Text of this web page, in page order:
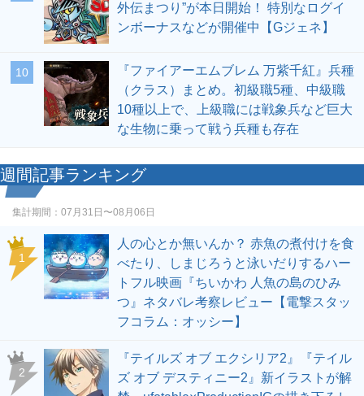
外伝まつり”が本日開始！ 特別なログイ
ンボーナスなどが開催中【Gジェネ】
10
『ファイアーエムブレム 万紫千紅』兵種
（クラス）まとめ。初級職5種、中級職
10種以上で、上級職には戦象兵など巨大
な生物に乗って戦う兵種も存在
週間記事ランキング
集計期間： 07月31日〜08月06日
1
人の心とか無いんか？ 赤魚の煮付けを食
べたり、しまじろうと泳いだりするハー
トフル映画『ちいかわ 人魚の島のひみ
つ』ネタバレ考察レビュー【電撃スタッ
フコラム：オッシー】
2
『テイルズ オブ エクシリア2』『テイル
ズ オブ デスティニー2』新イラストが解